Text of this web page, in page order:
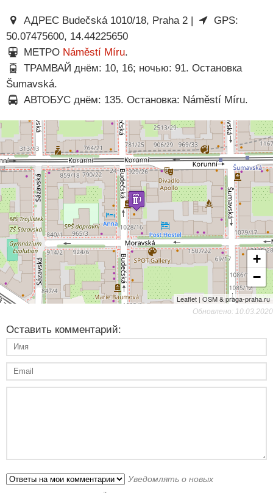
АДРЕС Budečská 1010/18, Praha 2 |
GPS:
50.07475600, 14.44225650
МЕТРО Náměstí Míru.
ТРАМВАЙ днём: 10, 16; ночью: 91. Остановка
Šumavská.
АВТОБУС днём: 135. Остановка: Náměstí Míru.
+
−
Leaflet | OSM & praga-praha.ru
Обновлено: 10.03.2020
Оставить комментарий:
Уведомлять о новых